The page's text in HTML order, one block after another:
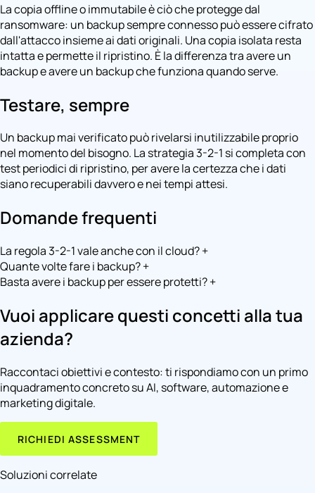
La copia offline o immutabile è ciò che protegge dal
ransomware: un backup sempre connesso può essere cifrato
dall'attacco insieme ai dati originali. Una copia isolata resta
intatta e permette il ripristino. È la differenza tra avere un
backup e avere un backup che funziona quando serve.
Testare, sempre
Un backup mai verificato può rivelarsi inutilizzabile proprio
nel momento del bisogno. La strategia 3-2-1 si completa con
test periodici di ripristino, per avere la certezza che i dati
siano recuperabili davvero e nei tempi attesi.
Domande frequenti
La regola 3-2-1 vale anche con il cloud?+
Quante volte fare i backup?+
Basta avere i backup per essere protetti?+
Vuoi applicare questi concetti alla tua
azienda?
Raccontaci obiettivi e contesto: ti rispondiamo con un primo
inquadramento concreto su AI, software, automazione e
marketing digitale.
RICHIEDI ASSESSMENT
Soluzioni correlate